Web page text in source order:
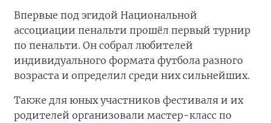
Впервые под эгидой Национальной
ассоциации пенальти прошёл первый турнир
по пенальти. Он собрал любителей
индивидуального формата футбола разного
возраста и определил среди них сильнейших.
Также для юных участников фестиваля и их
родителей организовали мастер-класс по